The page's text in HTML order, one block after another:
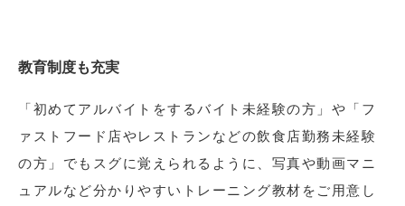
教育制度も充実
「初めてアルバイトをするバイト未経験の方」や「フ
ァストフード店やレストランなどの飲食店勤務未経験
の方」でもスグに覚えられるように、写真や動画マニ
ュアルなど分かりやすいトレーニング教材をご用意し